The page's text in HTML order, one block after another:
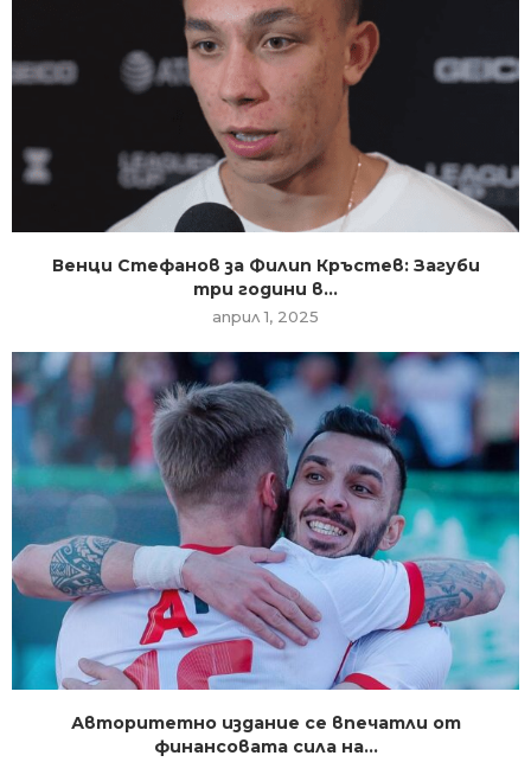
Венци Стефанов за Филип Кръстев: Загуби
три години в...
април 1, 2025
Авторитетно издание се впечатли от
финансовата сила на...